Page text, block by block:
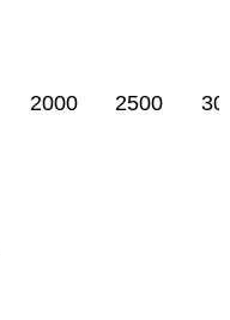
2000 2500